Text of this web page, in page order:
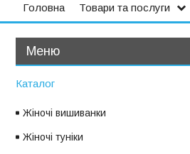
Головна Товари та послуги
Каталог
Жіночі вишиванки
Жіночі туніки